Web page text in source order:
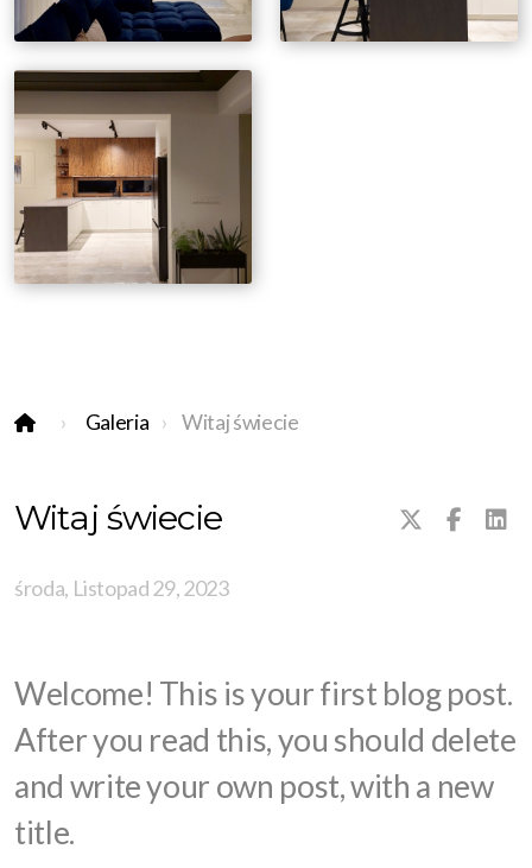
Galeria Witaj świecie
Witaj świecie
środa, Listopad 29, 2023
Welcome! This is your first blog post.
After you read this, you should delete
and write your own post, with a new
title.